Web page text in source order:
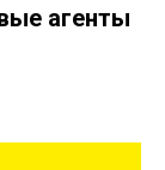
агенты